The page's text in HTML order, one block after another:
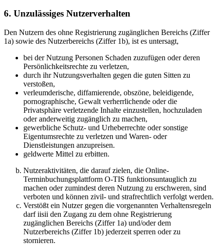
6. Unzulässiges Nutzerverhalten
Den Nutzern des ohne Registrierung zugänglichen Bereichs (Ziffer
1a) sowie des Nutzerbereichs (Ziffer 1b), ist es untersagt,
bei der Nutzung Personen Schaden zuzufügen oder deren
Persönlichkeitsrechte zu verletzen,
durch ihr Nutzungsverhalten gegen die guten Sitten zu
verstoßen,
verleumderische, diffamierende, obszöne, beleidigende,
pornographische, Gewalt verherrlichende oder die
Privatsphäre verletzende Inhalte einzustellen, hochzuladen
oder anderweitig zugänglich zu machen,
gewerbliche Schutz- und Urheberrechte oder sonstige
Eigentumsrechte zu verletzen und Waren- oder
Dienstleistungen anzupreisen.
geldwerte Mittel zu erbitten.
Nutzeraktivitäten, die darauf zielen, die Online-
Terminbuchungsplattform O-TIS funktionsuntauglich zu
machen oder zumindest deren Nutzung zu erschweren, sind
verboten und können zivil- und strafrechtlich verfolgt werden.
Verstößt ein Nutzer gegen die vorgenannten Verhaltensregeln
darf iisii den Zugang zu dem ohne Registrierung
zugänglichen Bereichs (Ziffer 1a) und/oder dem
Nutzerbereichs (Ziffer 1b) jederzeit sperren oder zu
stornieren.